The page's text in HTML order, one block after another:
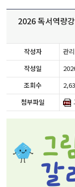
2026 독서역량
작성자
관
작성일
조회수
첨부파일